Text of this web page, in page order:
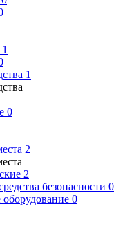
1
1
0
2
2
безопасности 0
0